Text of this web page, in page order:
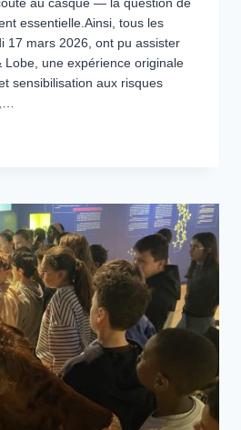
essentielle.Ainsi, tous les
17 mars 2026, ont pu assister
Lobe, une expérience originale
sensibilisation aux risques